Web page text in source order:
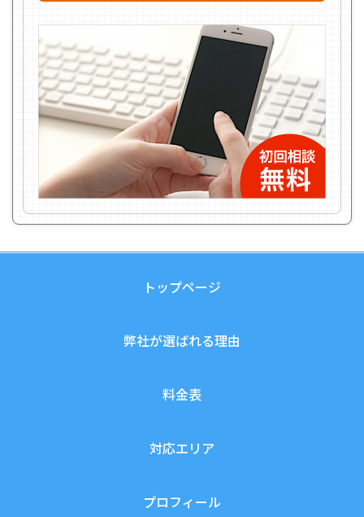
トップページ
弊社が選ばれる理由
料金表
対応エリア
プロフィール